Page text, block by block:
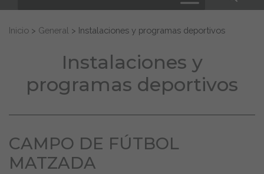
Buscar:
Inicio > General > Instalaciones y programas deportivos
Instalaciones y
programas deportivos
CAMPO DE FÚTBOL
MATZADA